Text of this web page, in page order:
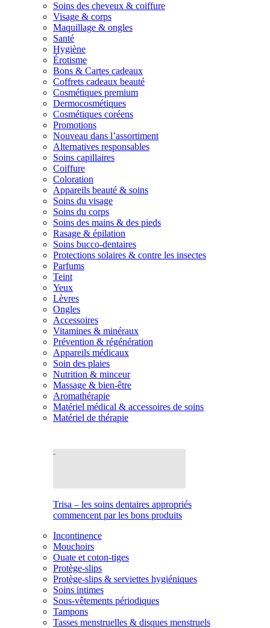
Soins des cheveux & coiffure
Visage & corps
Maquillage & ongles
Santé
Hygiène
Érotisme
Bons & Cartes cadeaux
Coffrets cadeaux beauté
Cosmétiques premium
Dermocosmétiques
Cosmétiques coréens
Promotions
Nouveau dans l’assortiment
Alternatives responsables
Soins capillaires
Coiffure
Coloration
Appareils beauté & soins
Soins du visage
Soins du corps
Soins des mains & des pieds
Rasage & épilation
Soins bucco-dentaires
Protections solaires & contre les insectes
Parfums
Teint
Yeux
Lèvres
Ongles
Accessoires
Vitamines & minéraux
Prévention & régénération
Appareils médicaux
Soin des plaies
Nutrition & minceur
Massage & bien-être
Aromathérapie
Matériel médical & accessoires de soins
Matériel de thérapie
Trisa – les soins dentaires appropriés
commencent par les bons produits
Incontinence
Mouchoirs
Ouate et coton-tiges
Protège-slips
Protège-slips & serviettes hygiéniques
Soins intimes
Sous-vêtements périodiques
Tampons
Tasses menstruelles & disques menstruels